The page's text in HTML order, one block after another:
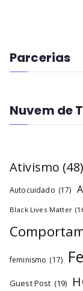
Parcerias
Nuvem de
Ativismo (48)
Autocuidado (17)
Black Lives Matter
feminismo (17)
Guest Post (19)